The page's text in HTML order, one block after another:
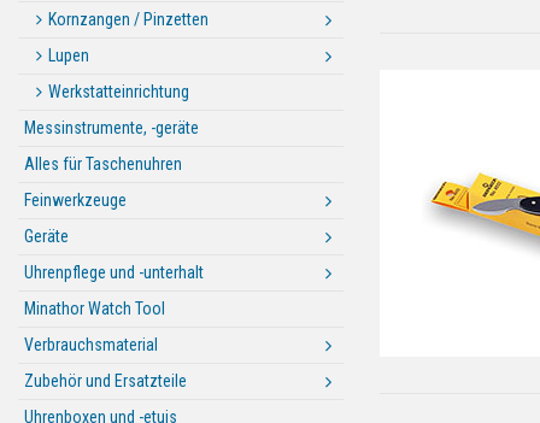
Kornzangen / Pinzetten
Lupen
Werkstatteinrichtung
Messinstrumente, -geräte
Alles für Taschenuhren
Feinwerkzeuge
Geräte
Uhrenpflege und -unterhalt
Minathor Watch Tool
Verbrauchsmaterial
Zubehör und Ersatzteile
Uhrenboxen und -etuis